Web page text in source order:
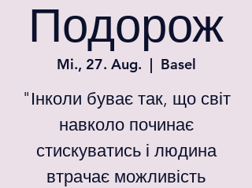
Подорож
Mi., 27. Aug.
  |
Basel
"Інколи буває так, що світ
навколо починає
стискуватись і людина
втрачає можливість